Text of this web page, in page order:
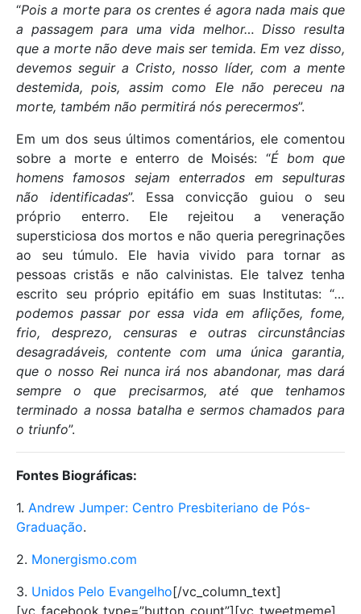
“Pois a morte para os crentes é agora nada mais que
a passagem para uma vida melhor… Disso resulta
que a morte não deve mais ser temida. Em vez disso,
devemos seguir a Cristo, nosso líder, com a mente
destemida, pois, assim como Ele não pereceu na
morte, também não permitirá nós perecermos”.
Em um dos seus últimos comentários, ele comentou
sobre a morte e enterro de Moisés: “É bom que
homens famosos sejam enterrados em sepulturas
não identificadas”. Essa convicção guiou o seu
próprio enterro. Ele rejeitou a veneração
supersticiosa dos mortos e não queria peregrinações
ao seu túmulo. Ele havia vivido para tornar as
pessoas cristãs e não calvinistas. Ele talvez tenha
escrito seu próprio epitáfio em suas Institutas: “…
podemos passar por essa vida em aflições, fome,
frio, desprezo, censuras e outras circunstâncias
desagradáveis, contente com uma única garantia,
que o nosso Rei nunca irá nos abandonar, mas dará
sempre o que precisarmos, até que tenhamos
terminado a nossa batalha e sermos chamados para
o triunfo”.
Fontes Biográficas:
1. Andrew Jumper: Centro Presbiteriano de Pós-
Graduação.
2. Monergismo.com
3. Unidos Pelo Evangelho[/vc_column_text]